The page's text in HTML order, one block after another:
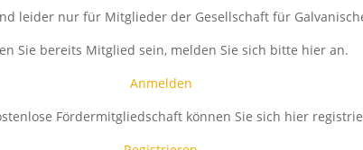
leider nur für Mitglieder der Gesellschaft für
Sie bereits Mitglied sein, melden Sie sich bitte hier an.
Anmelden
Fördermitgliedschaft können Sie sich hier